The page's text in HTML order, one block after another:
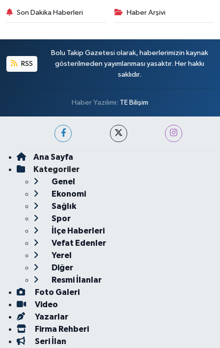
Son Dakika Haberleri Haber Arşivi
RSS
Bolu Takip Gazetesi olarak, haberlerimizin kaynak
gösterilmeden yayımlanması yasaktır. Her hakkı
saklıdır.
Haber Yazılımı: TE Bilişim
Ana Sayfa
Kategoriler
Genel
Ekonomi
Sağlık
Spor
İlçe Haberleri
Vefat Edenler
Yerel
Diğer
Resmi İlanlar
Foto Galeri
Video
Yazarlar
Firma Rehberi
Seri İlan